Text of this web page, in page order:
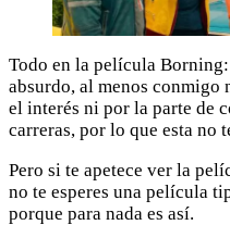
Todo en la película
absurdo, al menos conmigo
el interés ni por la parte de
carreras, por lo que esta no
Pero si te apetece ver la
no te esperes una película
porque para nada es así.